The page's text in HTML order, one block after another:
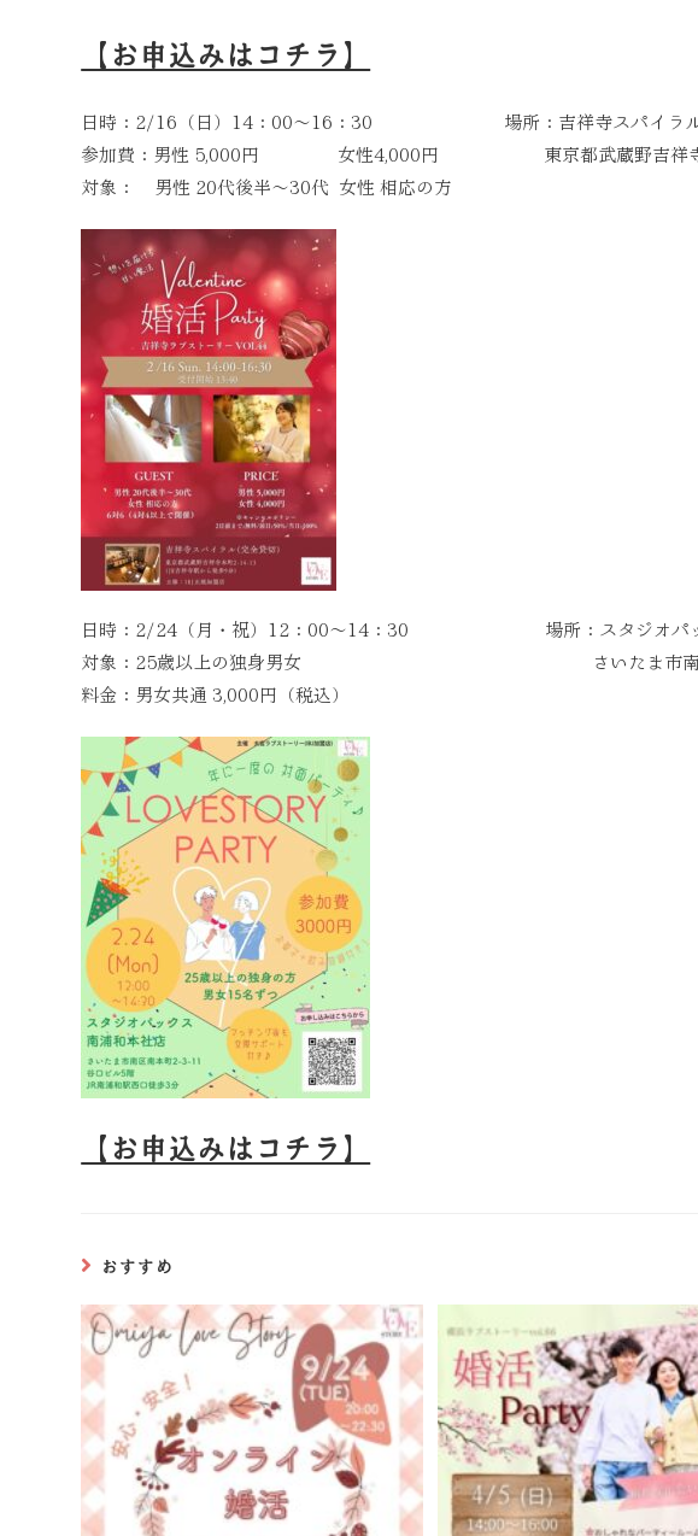
【お申込みはコチラ】
日時：2/16（日）14：00～16：30 場所：吉祥寺スパイラ
参加費：男性 5,000円 女性4,000円 東京都武蔵野吉祥寺
対象： 男性 20代後半～30代 女性 相応の方
日時：2/24（月・祝）12：00～14：30 場所：スタジオパッ
対象：25歳以上の独身男女 さいたま市南区南
料金：男女共通 3,000円（税込）
【お申込みはコチラ】
おすすめ